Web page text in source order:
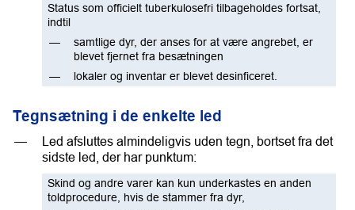
Status som officielt tuberkulosefri tilbageholdes fortsat,
indtil
samtlige dyr, der anses for at være angrebet, er
blevet fjernet fra besætningen
lokaler og inventar er blevet desinficeret.
Tegnsætning i de enkelte led
Led afsluttes almindeligvis uden tegn, bortset fra det
sidste led, der har punktum:
Skind og andre varer kan kun underkastes en anden
toldprocedure, hvis de stammer fra dyr,